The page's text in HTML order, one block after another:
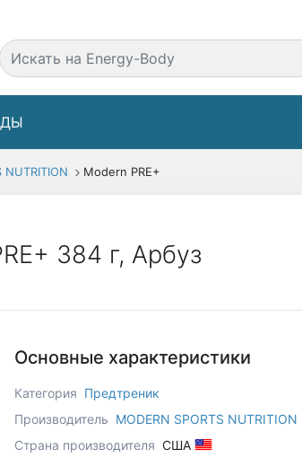
NUTRITION Modern PRE+
384 г, Арбуз
Основные характеристики
Категория Предтреник
Производитель MODERN SPORTS NUTRITION
Страна производителя США